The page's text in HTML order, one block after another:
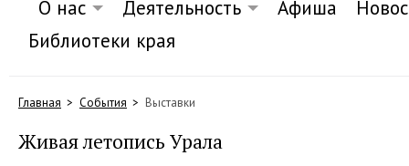
О нас Деятельность Афиша
Библиотеки края
Главная События Выставки
Живая летопись Урала